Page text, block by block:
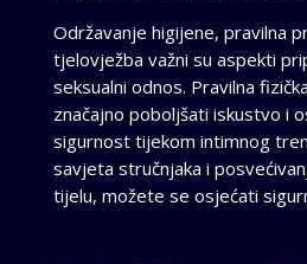
Održavanje higijene, pravilna
tjelovježba važni su aspekti
seksualni odnos. Pravilna
značajno poboljšati iskustvo i
sigurnost tijekom intimnog
savjeta stručnjaka i
tijelu, možete se osjećati